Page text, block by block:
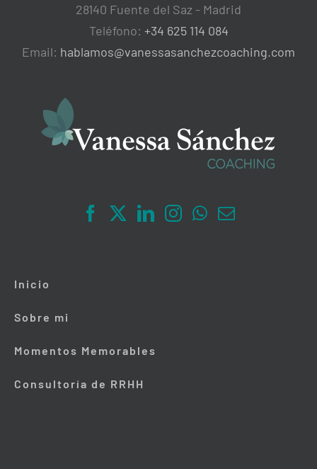
28140 Fuente del Saz - Madrid
Teléfono: +34 625 114 084
Email: hablamos@vanessasanchezcoaching.com
Inicio
Sobre mi
Momentos Memorables
Consultoría de RRHH